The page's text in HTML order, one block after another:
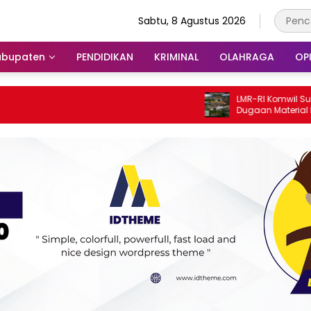
Sabtu, 8 Agustus 2026
PENDIDIKAN KRIMINAL OLAHRAGA
LMR-RI Komwil Sumbar Desak APH
Dugaan Material Ilegal di Batang
Dugaan Keterkaitan PT UHA Diminta